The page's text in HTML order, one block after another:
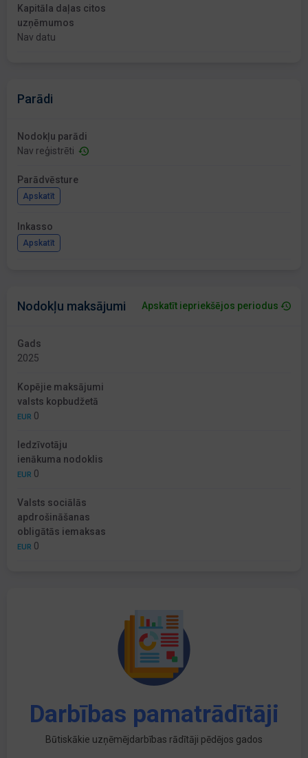
Kapitāla daļas citos
uzņēmumos
Nav datu
Parādi
Nodokļu parādi
Nav reģistrēti
Parādvēsture
Apskatīt
Inkasso
Apskatīt
Nodokļu maksājumi Apskatīt iepriekšējos periodus
Gads
2025
Kopējie maksājumi
valsts kopbudžetā
EUR 0
Iedzīvotāju
ienākuma nodoklis
EUR 0
Valsts sociālās
apdrošināšanas
obligātās iemaksas
EUR 0
Darbības pamatrādītāji
Būtiskākie uzņēmējdarbības rādītāji pēdējos gados